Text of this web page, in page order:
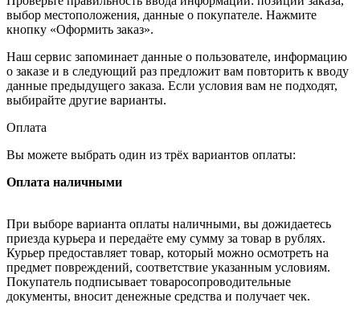
выбор местоположения, данные о покупателе. Нажмите
кнопку «Оформить заказ».
Наш сервис запоминает данные о пользователе, информацию
о заказе и в следующий раз предложит вам повторить к вводу
данные предыдущего заказа. Если условия вам не подходят,
выбирайте другие варианты.
Оплата
Вы можете выбрать один из трёх вариантов оплаты:
Оплата наличными
При выборе варианта оплаты наличными, вы дожидаетесь
приезда курьера и передаёте ему сумму за товар в рублях.
Курьер предоставляет товар, который можно осмотреть на
предмет повреждений, соответствие указанным условиям.
Покупатель подписывает товаросопроводительные
документы, вносит денежные средства и получает чек.